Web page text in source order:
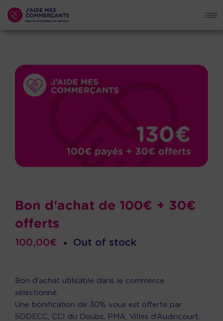
Bon d'achat de 100€ + 30€
offerts
100,00€ • Out of stock
Bon d’achat utilisable dans le commerce
sélectionné.
Une bonification de 30% vous est offerte par
SODECC, CCI du Doubs, PMA, Villes d’Audincourt,